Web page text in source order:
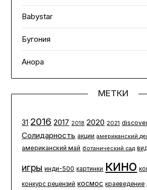
Babystar
Бугония
Анора
МЕТКИ
31 2016 2017 2018 2020 2021
Солидарность акции американский
американский май ботанический сад
игры инди-500 картинки кино
конкурс рецензий космос краеведение